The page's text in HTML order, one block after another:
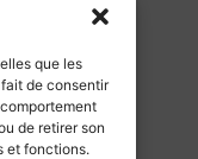
que les
de consentir
de retirer son
et fonctions.